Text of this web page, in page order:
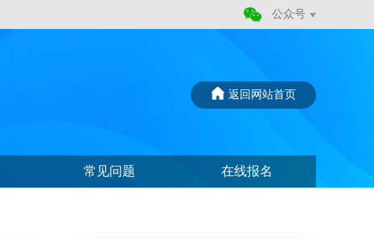
公众号
返回网站首页
常见问题 在线报名